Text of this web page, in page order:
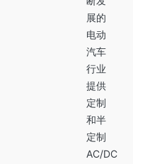
展的
电动
汽车
行业
提供
定制
和半
定制
AC/DC